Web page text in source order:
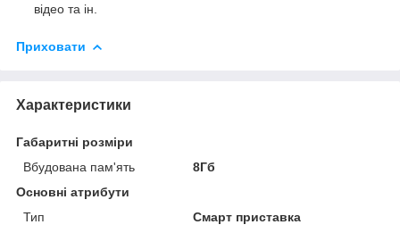
відео та ін.
Приховати
Характеристики
Габаритні розміри
Вбудована пам'ять
8Гб
Основні атрибути
Тип
Смарт приставка